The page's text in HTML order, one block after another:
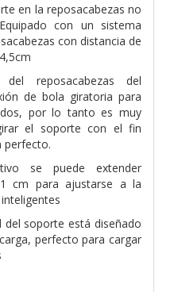
en la reposacabezas no
con un sistema
con distancia de
reposacabezas del
de bola giratoria para
por lo tanto es muy
el soporte con el fin
perfecto.
se puede extender
cm para ajustarse a la
soporte está diseñado
perfecto para cargar